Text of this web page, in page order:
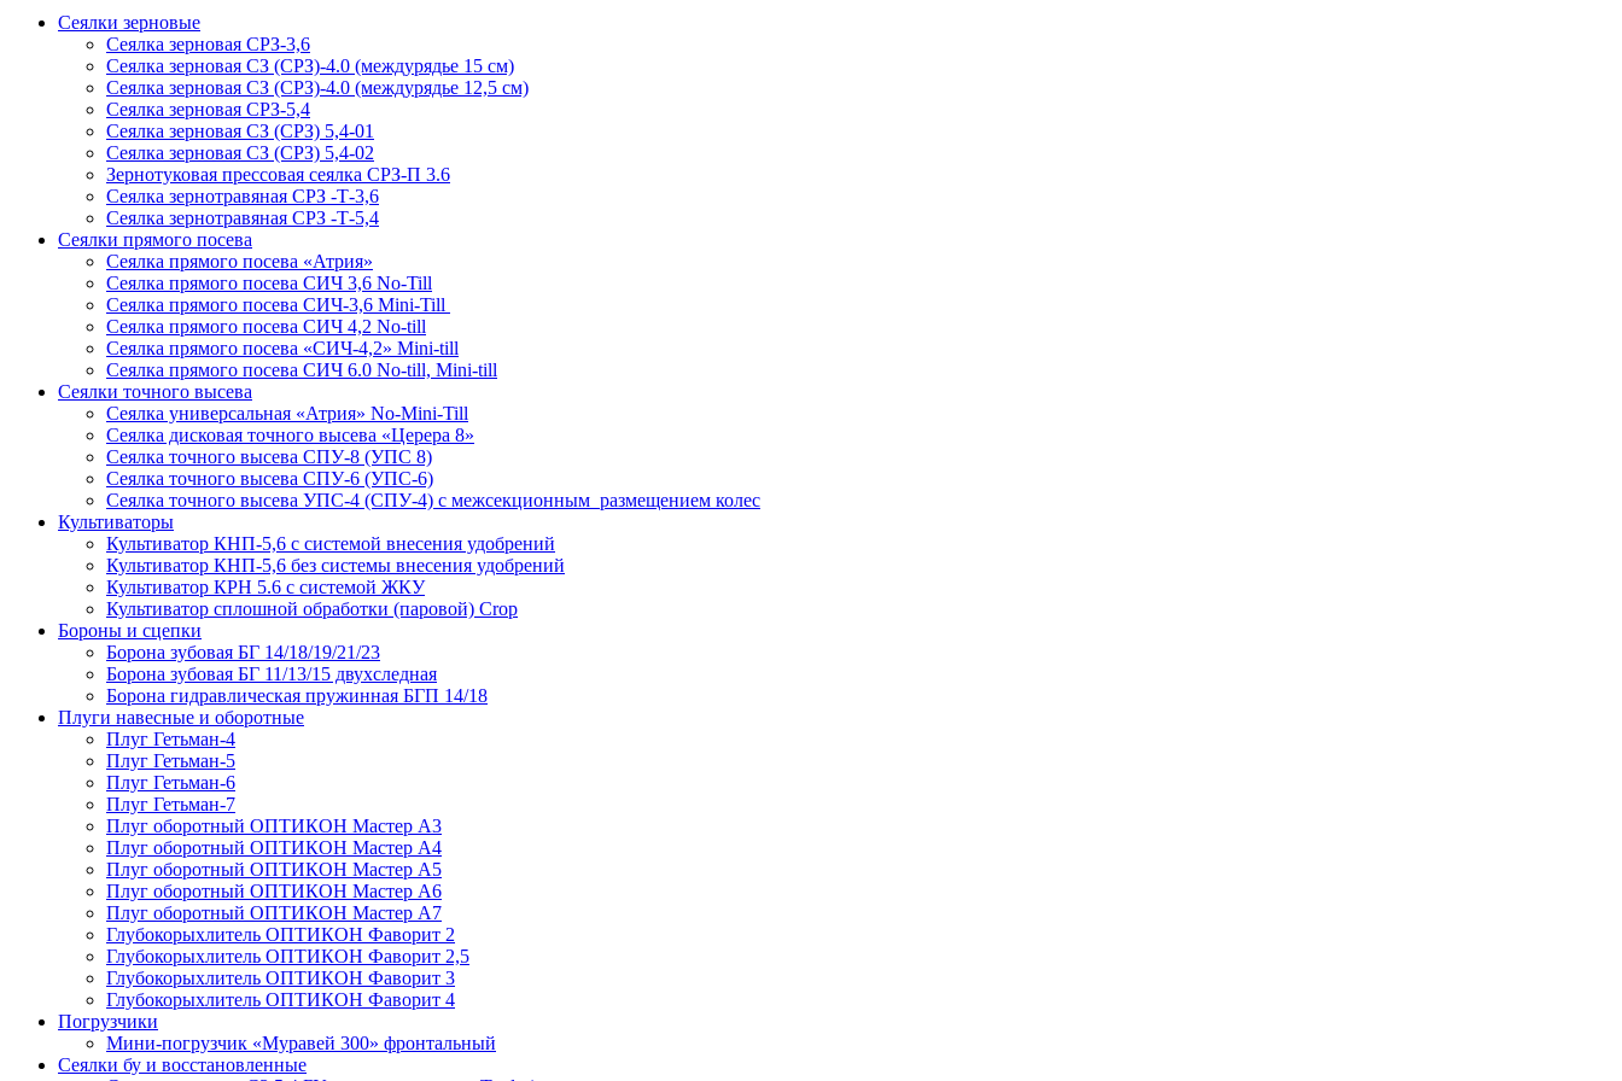
Сеялки зерновые
Сеялка зерновая СРЗ-3,6
Сеялка зерновая СЗ (СРЗ)-4.0 (междурядье 15 см)
Сеялка зерновая СЗ (СРЗ)-4.0 (междурядье 12,5 см)
Сеялка зерновая СРЗ-5,4
Сеялка зерновая СЗ (СРЗ) 5,4-01
Сеялка зерновая СЗ (СРЗ) 5,4-02
Зернотуковая прессовая сеялка СРЗ-П 3.6
Сеялка зернотравяная СРЗ -Т-3,6
Сеялка зернотравяная СРЗ -Т-5,4
Сеялки прямого посева
Сеялка прямого посева «Атрия»
Сеялка прямого посева СИЧ 3,6 No-Till
Сеялка прямого посева СИЧ-3,6 Mini-Till
Сеялка прямого посева СИЧ 4,2 No-till
Сеялка прямого посева «СИЧ-4,2» Mini-till
Сеялка прямого посева СИЧ 6.0 No-till, Mini-till
Сеялки точного высева
Сеялка универсальная «Атрия» No-Mini-Till
Сеялка дисковая точного высева «Церера 8»
Сеялка точного высева СПУ-8 (УПС 8)
Сеялка точного высева СПУ-6 (УПС-6)
Сеялка точного высева УПС-4 (СПУ-4) с межсекционным размещением колес
Культиваторы
Культиватор КНП-5,6 с системой внесения удобрений
Культиватор КНП-5,6 без системы внесения удобрений
Культиватор КРН 5.6 с системой ЖКУ
Культиватор сплошной обработки (паровой) Crop
Бороны и сцепки
Борона зубовая БГ 14/18/19/21/23
Борона зубовая БГ 11/13/15 двухследная
Борона гидравлическая пружинная БГП 14/18
Плуги навесные и оборотные
Плуг Гетьман-4
Плуг Гетьман-5
Плуг Гетьман-6
Плуг Гетьман-7
Плуг оборотный ОПТИКОН Мастер А3
Плуг оборотный ОПТИКОН Мастер А4
Плуг оборотный ОПТИКОН Мастер А5
Плуг оборотный ОПТИКОН Мастер А6
Плуг оборотный ОПТИКОН Мастер А7
Глубокорыхлитель ОПТИКОН Фаворит 2
Глубокорыхлитель ОПТИКОН Фаворит 2,5
Глубокорыхлитель ОПТИКОН Фаворит 3
Глубокорыхлитель ОПТИКОН Фаворит 4
Погрузчики
Мини-погрузчик «Муравей 300» фронтальный
Сеялки бу и восстановленные